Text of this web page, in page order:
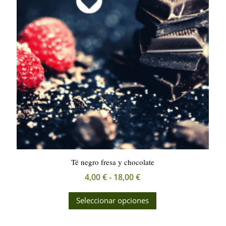
se
pueden
elegir
la
página
de
producto
Té negro fresa y chocolate
4,00€- 18,00€Rango
de
precios:
Seleccionar opciones